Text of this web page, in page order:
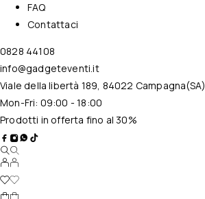
FAQ
Contattaci
0828 44108
info@gadgeteventi.it
Viale della libertà 189, 84022 Campagna(SA)
Mon-Fri: 09:00 - 18:00
Prodotti in offerta fino al 30%